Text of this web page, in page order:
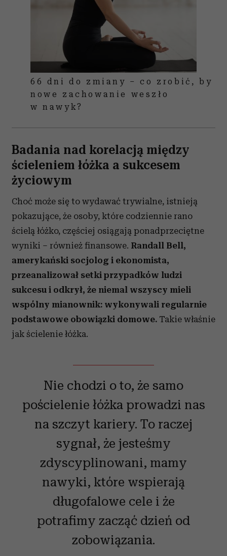
66 dni do zmiany – co zrobić, by
nowe zachowanie weszło
w nawyk?
Badania nad korelacją między
ścieleniem łóżka a sukcesem
życiowym
Choć może się to wydawać trywialne, istnieją
pokazujące, że osoby, które codziennie rano
ścielą łóżko, częściej osiągają ponadprzeciętne
wyniki – również finansowe. Randall Bell,
amerykański socjolog i ekonomista,
przeanalizował setki przypadków ludzi
sukcesu i odkrył, że niemal wszyscy mieli
wspólny mianownik: wykonywali regularnie
podstawowe obowiązki domowe. Takie właśnie
jak ścielenie łóżka.
Nie chodzi o to, że samo
pościelenie łóżka prowadzi nas
na szczyt kariery. To raczej
sygnał, że jesteśmy
zdyscyplinowani, mamy
nawyki, które wspierają
długofalowe cele i że
potrafimy zacząć dzień od
zobowiązania.